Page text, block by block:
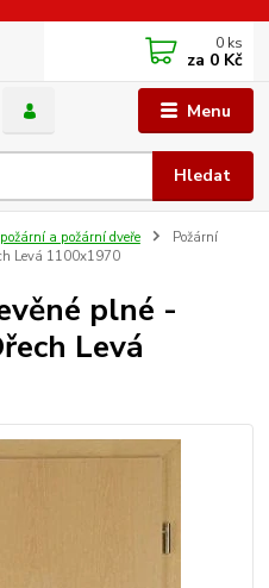
Menu
Hledat
0 ks
za 0 Kč
a požární dveře
Požární
Levá 1100x1970
plné -
Levá